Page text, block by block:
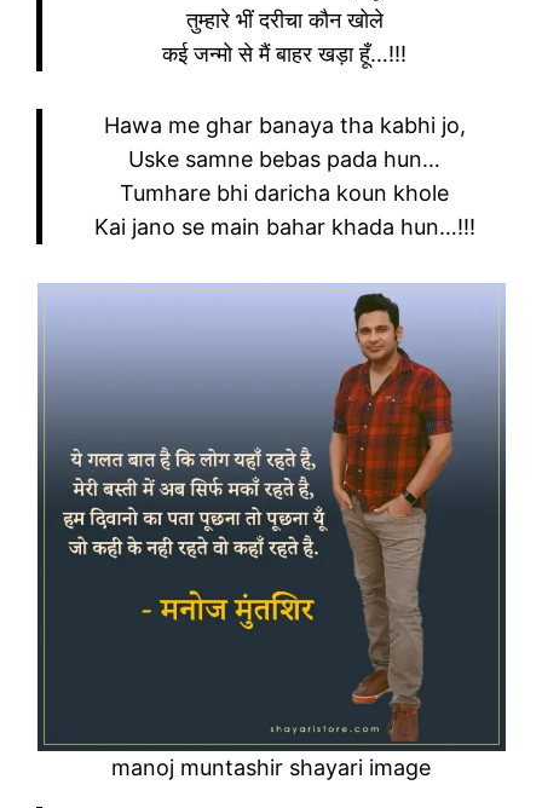
तुम्हारे भीं दरीचा कौन खोले
कई जन्मो से मैं बाहर खड़ा हूँ…!!!
Hawa me ghar banaya tha kabhi jo,
Uske samne bebas pada hun…
Tumhare bhi daricha koun khole
Kai jano se main bahar khada hun…!!!
manoj muntashir shayari image